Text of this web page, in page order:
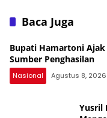
ke Polda Metro Jaya
Baca Juga
Bupati Hamartoni Ajak
Sumber Penghasilan
Nasional Agustus 8, 2026
Yusril